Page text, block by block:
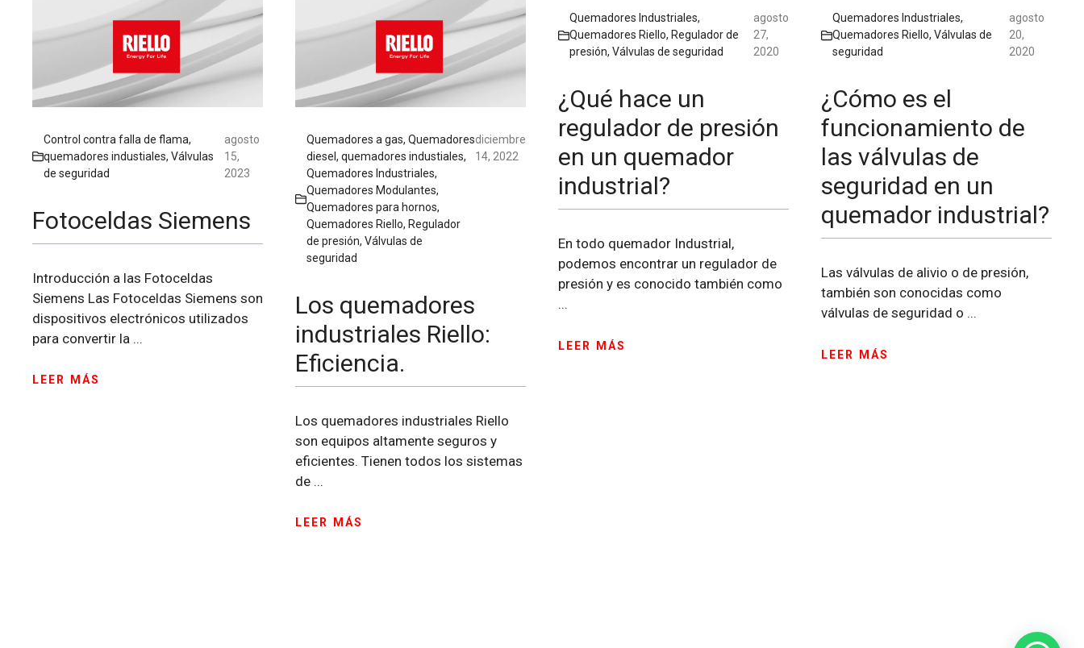
Control contra falla de flama,
quemadores industiales, Válvulas
de seguridad
agosto
15,
2023
Fotoceldas Siemens
Introducción a las Fotoceldas
Siemens Las Fotoceldas Siemens son
dispositivos electrónicos utilizados
para convertir la ...
LEER MÁS
Quemadores a gas, Quemadores
diesel , quemadores industiales,
Quemadores Industriales,
Quemadores Modulantes,
Quemadores para hornos,
Quemadores Riello, Regulador
de presión, Válvulas de
seguridad
diciembre
14, 2022
Los quemadores
industriales Riello:
Eficiencia.
Los quemadores industriales Riello
son equipos altamente seguros y
eficientes. Tienen todos los sistemas
de ...
LEER MÁS
Quemadores Industriales,
Quemadores Riello, Regulador de
presión, Válvulas de seguridad
agosto
27,
2020
¿Qué hace un
regulador de presión
en un quemador
industrial?
En todo quemador Industrial,
podemos encontrar un regulador de
presión y es conocido también como
...
LEER MÁS
Quemadores Industriales,
Quemadores Riello, Válvulas de
seguridad
agosto
20,
2020
¿Cómo es el
funcionamiento de
las válvulas de
seguridad en un
quemador industrial?
Las válvulas de alivio o de presión,
también son conocidas como
válvulas de seguridad o ...
LEER MÁS